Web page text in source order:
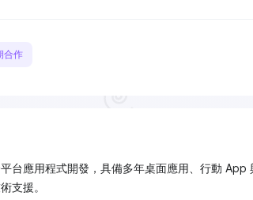
合作
台應用程式開發，具備多年桌面應用、行動 App
支援。